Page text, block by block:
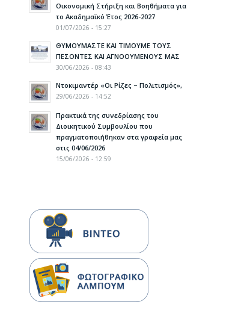
Οικονομική Στήριξη και Βοηθήματα για
το Ακαδημαϊκό Έτος 2026-2027
01/07/2026 - 15:27
ΘΥΜΟΥΜΑΣΤΕ ΚΑΙ ΤΙΜΟΥΜΕ ΤΟΥΣ
ΠΕΣΟΝΤΕΣ ΚΑΙ ΑΓΝΟΟΥΜΕΝΟΥΣ ΜΑΣ
30/06/2026 - 08:43
Ντοκιμαντέρ «Οι Ρίζες – Πολιτισμός»,
29/06/2026 - 14:52
Πρακτικά της συνεδρίασης του
Διοικητικού Συμβουλίου που
πραγματοποιήθηκαν στα γραφεία μας
στις 04/06/2026
15/06/2026 - 12:59